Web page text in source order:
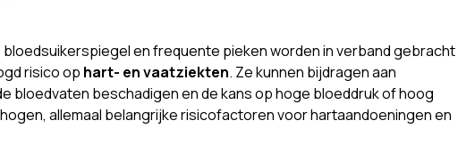
en frequente pieken worden in verband gebracht
risico op hart- en vaatziekten. Ze kunnen bijdragen aan
bloedvaten beschadigen en de kans op hoge bloeddruk of hoog
allemaal belangrijke risicofactoren voor hartaandoeningen en